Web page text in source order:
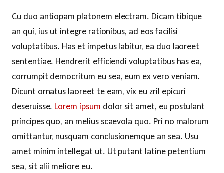
Cu duo antiopam platonem electram. Dicam tibique
an qui, ius ut integre rationibus, ad eos facilisi
voluptatibus. Has et impetus labitur, ea duo laoreet
sententiae. Hendrerit efficiendi voluptatibus has ea,
corrumpit democritum eu sea, eum ex vero veniam.
Dicunt ornatus laoreet te eam, vix eu zril epicuri
deseruisse. Lorem ipsum dolor sit amet, eu postulant
principes quo, an melius scaevola quo. Pri no malorum
omittantur, nusquam conclusionemque an sea. Usu
amet minim intellegat ut. Ut putant latine petentium
sea, sit alii meliore eu.